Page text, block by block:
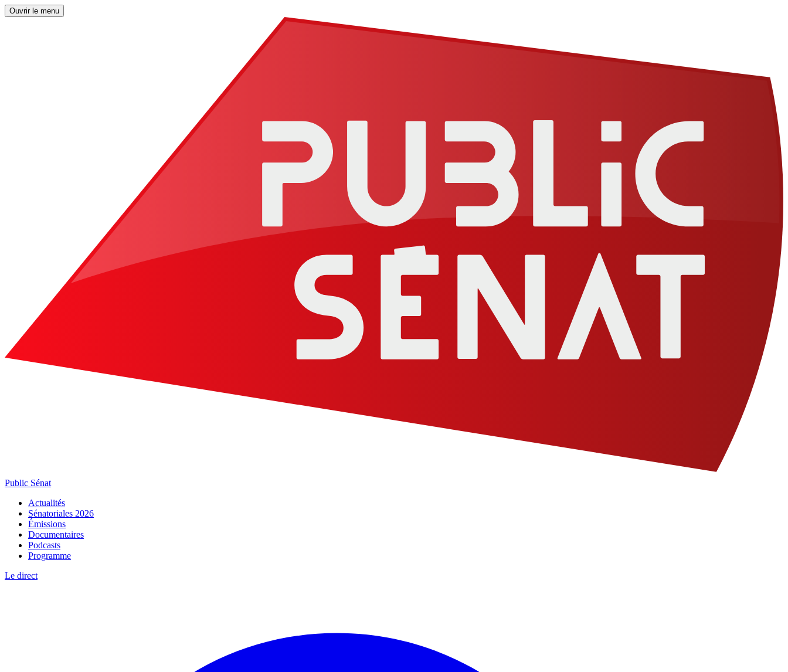
Ouvrir le menu
Public Sénat
Actualités
Sénatoriales 2026
Émissions
Documentaires
Podcasts
Programme
Le direct